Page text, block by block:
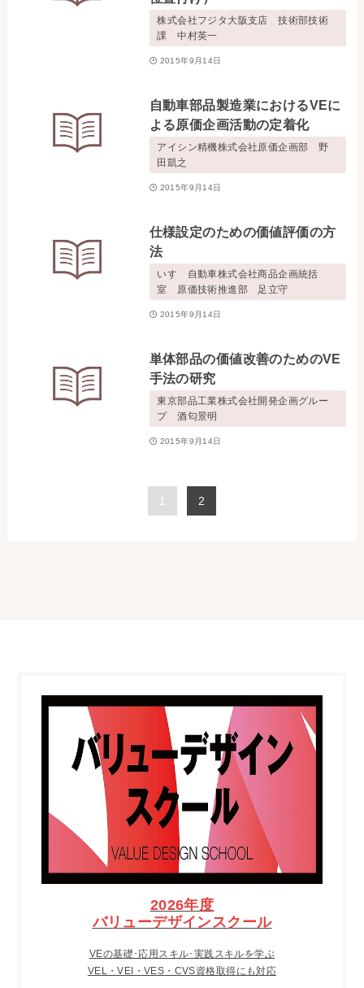
株式会社フジタ大阪支店 技術部技術
課 中村英一
2015年9月14日
自動車部品製造業におけるVEに
よる原価企画活動の定着化
アイシン精機株式会社原価企画部 野
田凱之
2015年9月14日
仕様設定のための価値評価の方
法
いすゞ自動車株式会社商品企画統括
室 原価技術推進部 足立守
2015年9月14日
単体部品の価値改善のためのVE
手法の研究
東京部品工業株式会社開発企画グルー
プ 酒匂景明
2015年9月14日
1 2
2026年度
バリューデザインスクール
VEの基礎･応用スキル･実践スキルを学ぶ
VEL・VEI・VES・CVS資格取得にも対応